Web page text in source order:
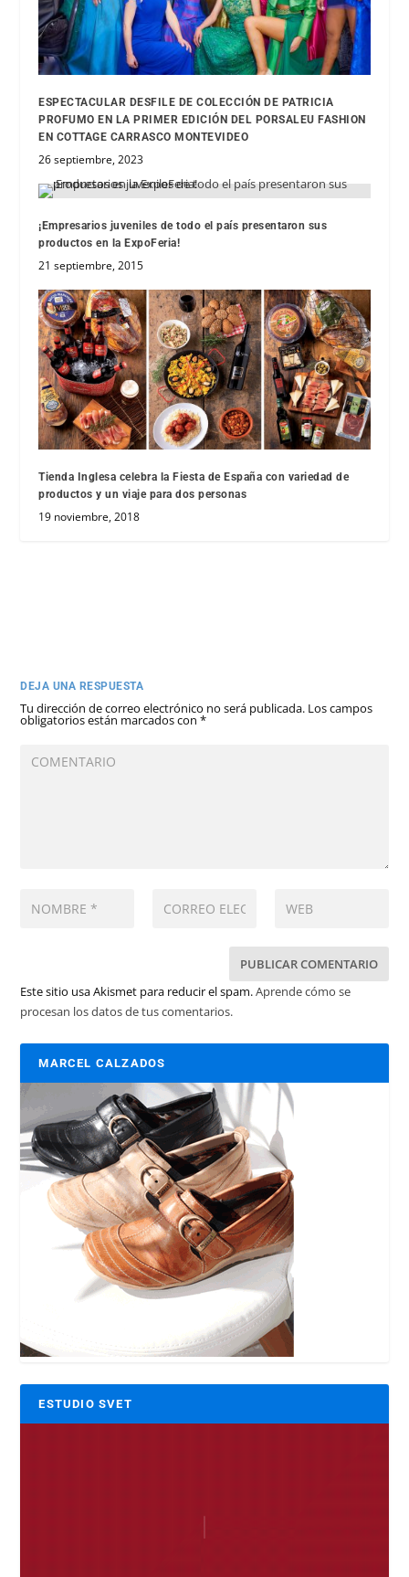
ESPECTACULAR DESFILE DE COLECCIÓN DE PATRICIA
PROFUMO EN LA PRIMER EDICIÓN DEL PORSALEU FASHION
EN COTTAGE CARRASCO MONTEVIDEO
26 septiembre, 2023
¡Empresarios juveniles de todo el país presentaron sus
productos en la ExpoFeria!
21 septiembre, 2015
Tienda Inglesa celebra la Fiesta de España con variedad de
productos y un viaje para dos personas
19 noviembre, 2018
DEJA UNA RESPUESTA
Tu dirección de correo electrónico no será publicada. Los campos
obligatorios están marcados con*
Este sitio usa Akismet para reducir el spam.Aprende cómo se
procesan los datos de tus comentarios.
MARCEL CALZADOS
ESTUDIO SVET